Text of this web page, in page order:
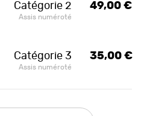
Catégorie 2
Assis numéroté
49,00 €
Catégorie 3
Assis numéroté
35,00 €